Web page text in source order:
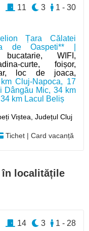
Țara Călatei
de Oaspeti** |
bucatarie, WIFI,
curte, foișor,
loc de joaca,
Cluj-Napoca, 17
Dângău Mic, 34 km
km Lacul Beliș
Viștea,Județul Cluj
Tichet | Card vacanță
1 - 30
3
11
în localitățile
1 - 28
3
14